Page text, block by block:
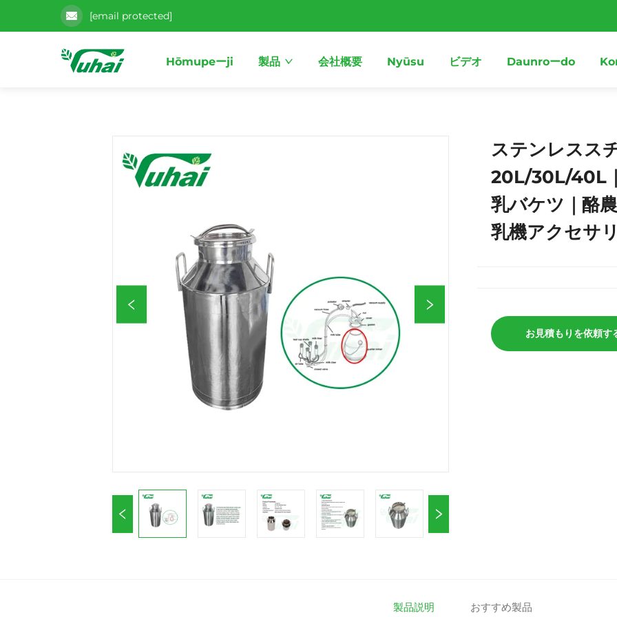
[email protected]
Hōmupeーji 製品 会社概要 Nyūsu ビデオ Daunroーdo
ステンレスス
20L/30L/40L
乳バケツ｜酪
乳機アクセサ
お見積もりを依頼す
製品説明 おすすめ製品